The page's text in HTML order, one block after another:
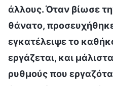
άλλους. Όταν βίωσε
θάνατο,
εγκατέλειψε το
εργάζεται, και
ρυθμούς που